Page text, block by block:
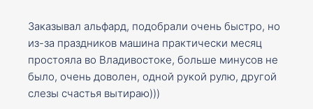
Заказывал альфард, подобрали очень быстро, но
из-за праздников машина практически месяц
простояла во Владивостоке, больше минусов не
было, очень доволен, одной рукой рулю, другой
слезы счастья вытираю)))